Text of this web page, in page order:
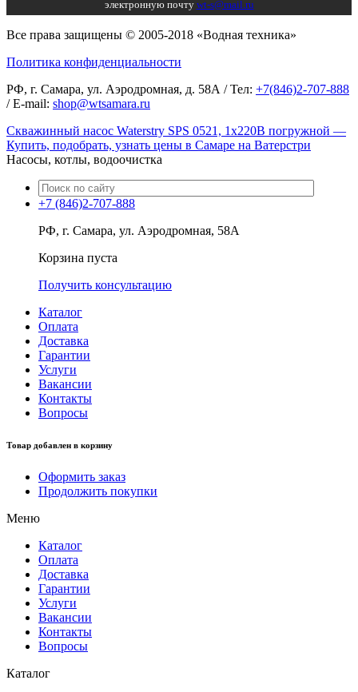
электронную почту wt-s@mail.ru
Все права защищены © 2005-2018 «Водная техника»
Политика конфиденциальности
РФ, г. Самара, ул. Аэродромная, д. 58А / Тел: +7(846)2-707-888
/ E-mail: shop@wtsamara.ru
Скважинный насос Waterstry SPS 0521, 1х220В погружной —
Купить, подобрать, узнать цены в Самаре на Ватерстри
Насосы, котлы, водоочистка
+7 (846)2-707-888
РФ, г. Самара, ул. Аэродромная, 58А
Корзина пуста
Получить консультацию
Каталог
Оплата
Доставка
Гарантии
Услуги
Вакансии
Контакты
Вопросы
Товар добавлен в корзину
Оформить заказ
Продолжить покупки
Меню
Каталог
Оплата
Доставка
Гарантии
Услуги
Вакансии
Контакты
Вопросы
Каталог